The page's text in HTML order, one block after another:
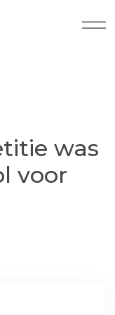
was
voor